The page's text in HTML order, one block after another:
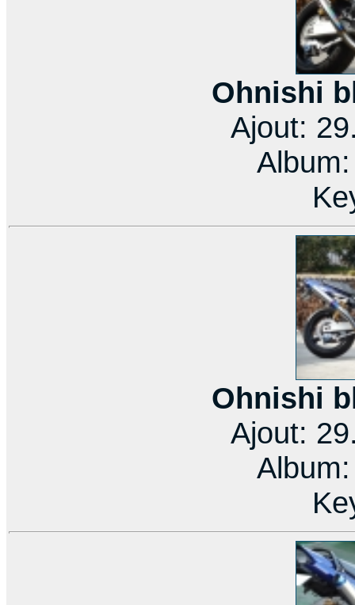
Ohnishi
Ajout:
Ohnishi
Ajout: